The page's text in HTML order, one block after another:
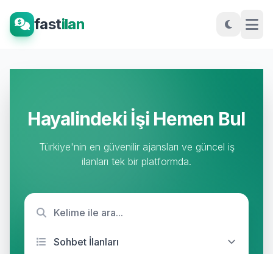
fastilan
Hayalindeki İşi Hemen Bul
Türkiye'nin en güvenilir ajansları ve güncel iş
ilanları tek bir platformda.